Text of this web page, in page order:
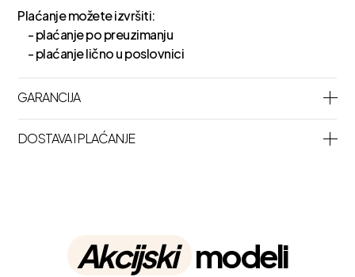
Plaćanje možete izvršiti:
- plaćanje po preuzimanju
- plaćanje lično u poslovnici
GARANCIJA
DOSTAVA I PLAĆANJE
Akcijski modeli